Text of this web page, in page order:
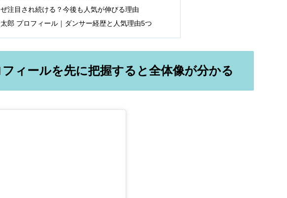
注目され続ける？今後も人気が伸びる理由
郎 プロフィール｜ダンサー経歴と人気理由5つ
ィールを先に把握すると全体像が分かる